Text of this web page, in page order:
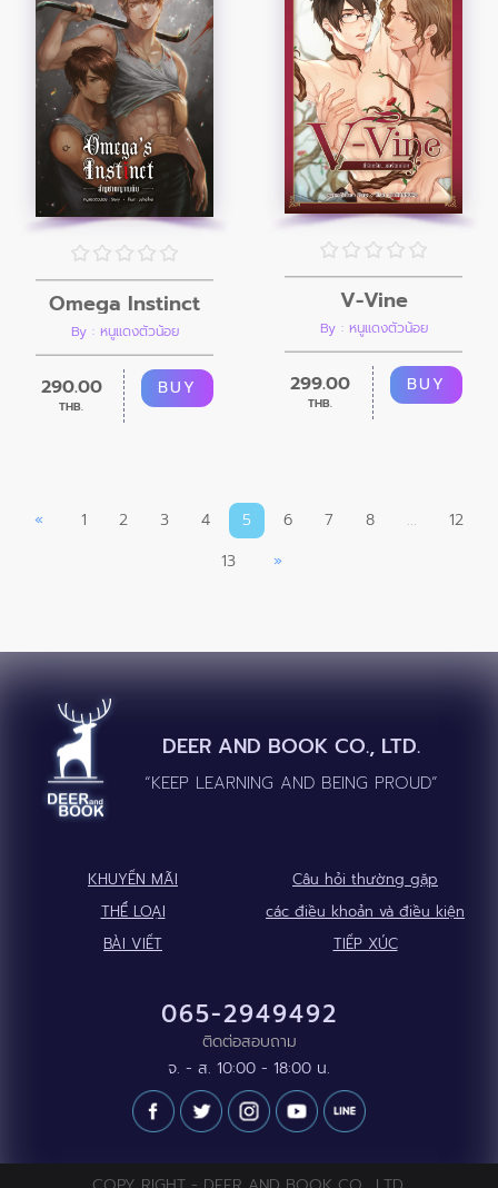
Omega Instinct
By : หนูแดงตัวน้อย
290.00
THB.
BUY
V-Vine
By : หนูแดงตัวน้อย
299.00
THB.
BUY
« 1 2 3 4 5 6 7 8 ...
12
13
»
DEER AND BOOK CO., LTD.
“KEEP LEARNING AND BEING PROUD”
KHUYẾN MÃI
Câu hỏi thường gặp
THỂ LOẠI
các điều khoản và điều kiện
BÀI VIẾT
TIẾP XÚC
065-2949492
ติดต่อสอบถาม
จ. - ส. 10:00 - 18:00 น.